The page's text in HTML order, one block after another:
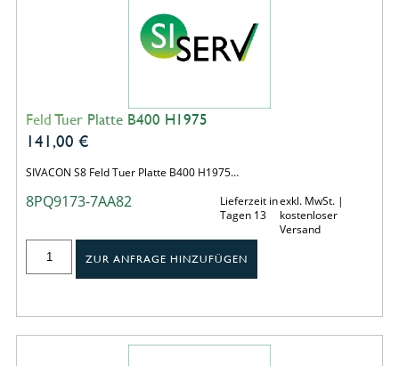
Feld Tuer Platte B400 H1975
141,00 €
SIVACON S8 Feld Tuer Platte B400 H1975…
8PQ9173-7AA82
Lieferzeit in
Tagen 13
exkl. MwSt. |
kostenloser
Versand
ZUR ANFRAGE HINZUFÜGEN